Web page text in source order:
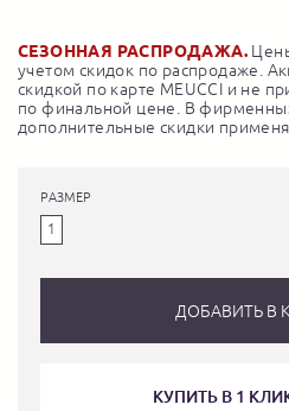
СЕЗОННАЯ РАСПРОДАЖА.
учетом скидок по распродаже.
скидкой по карте MEUCCI и не
по финальной цене. В
дополнительные скидки
РАЗМЕР
1
ДОБАВИТЬ В
КУПИТЬ В 1